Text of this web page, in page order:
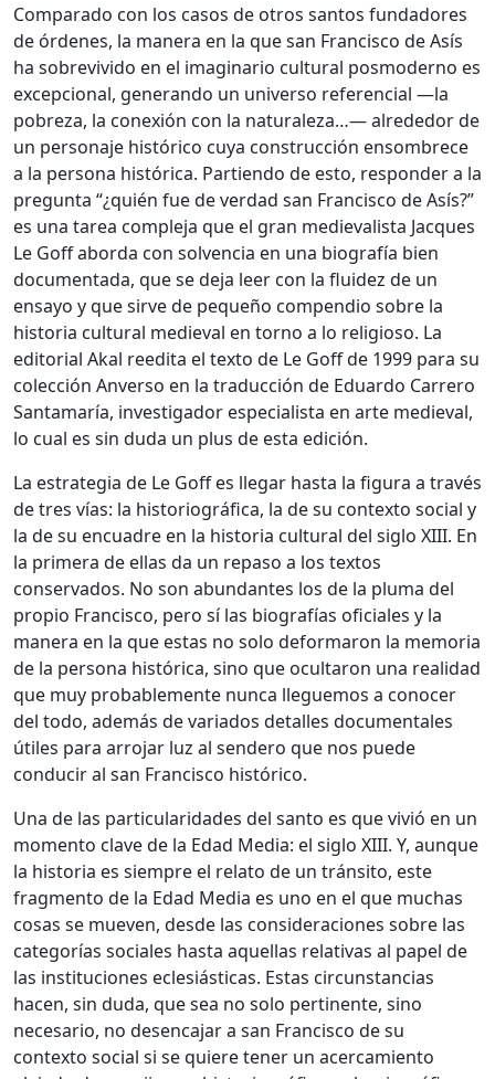
Comparado con los casos de otros santos fundadores
de órdenes, la manera en la que san Francisco de Asís
ha sobrevivido en el imaginario cultural posmoderno es
excepcional, generando un universo referencial —la
pobreza, la conexión con la naturaleza…— alrededor de
un personaje histórico cuya construcción ensombrece
a la persona histórica. Partiendo de esto, responder a la
pregunta “¿quién fue de verdad san Francisco de Asís?”
es una tarea compleja que el gran medievalista Jacques
Le Goff aborda con solvencia en una biografía bien
documentada, que se deja leer con la fluidez de un
ensayo y que sirve de pequeño compendio sobre la
historia cultural medieval en torno a lo religioso. La
editorial Akal reedita el texto de Le Goff de 1999 para su
colección Anverso en la traducción de Eduardo Carrero
Santamaría, investigador especialista en arte medieval,
lo cual es sin duda un plus de esta edición.
La estrategia de Le Goff es llegar hasta la figura a través
de tres vías: la historiográfica, la de su contexto social y
la de su encuadre en la historia cultural del siglo XIII. En
la primera de ellas da un repaso a los textos
conservados. No son abundantes los de la pluma del
propio Francisco, pero sí las biografías oficiales y la
manera en la que estas no solo deformaron la memoria
de la persona histórica, sino que ocultaron una realidad
que muy probablemente nunca lleguemos a conocer
del todo, además de variados detalles documentales
útiles para arrojar luz al sendero que nos puede
conducir al san Francisco histórico.
Una de las particularidades del santo es que vivió en un
momento clave de la Edad Media: el siglo XIII. Y, aunque
la historia es siempre el relato de un tránsito, este
fragmento de la Edad Media es uno en el que muchas
cosas se mueven, desde las consideraciones sobre las
categorías sociales hasta aquellas relativas al papel de
las instituciones eclesiásticas. Estas circunstancias
hacen, sin duda, que sea no solo pertinente, sino
necesario, no desencajar a san Francisco de su
contexto social si se quiere tener un acercamiento